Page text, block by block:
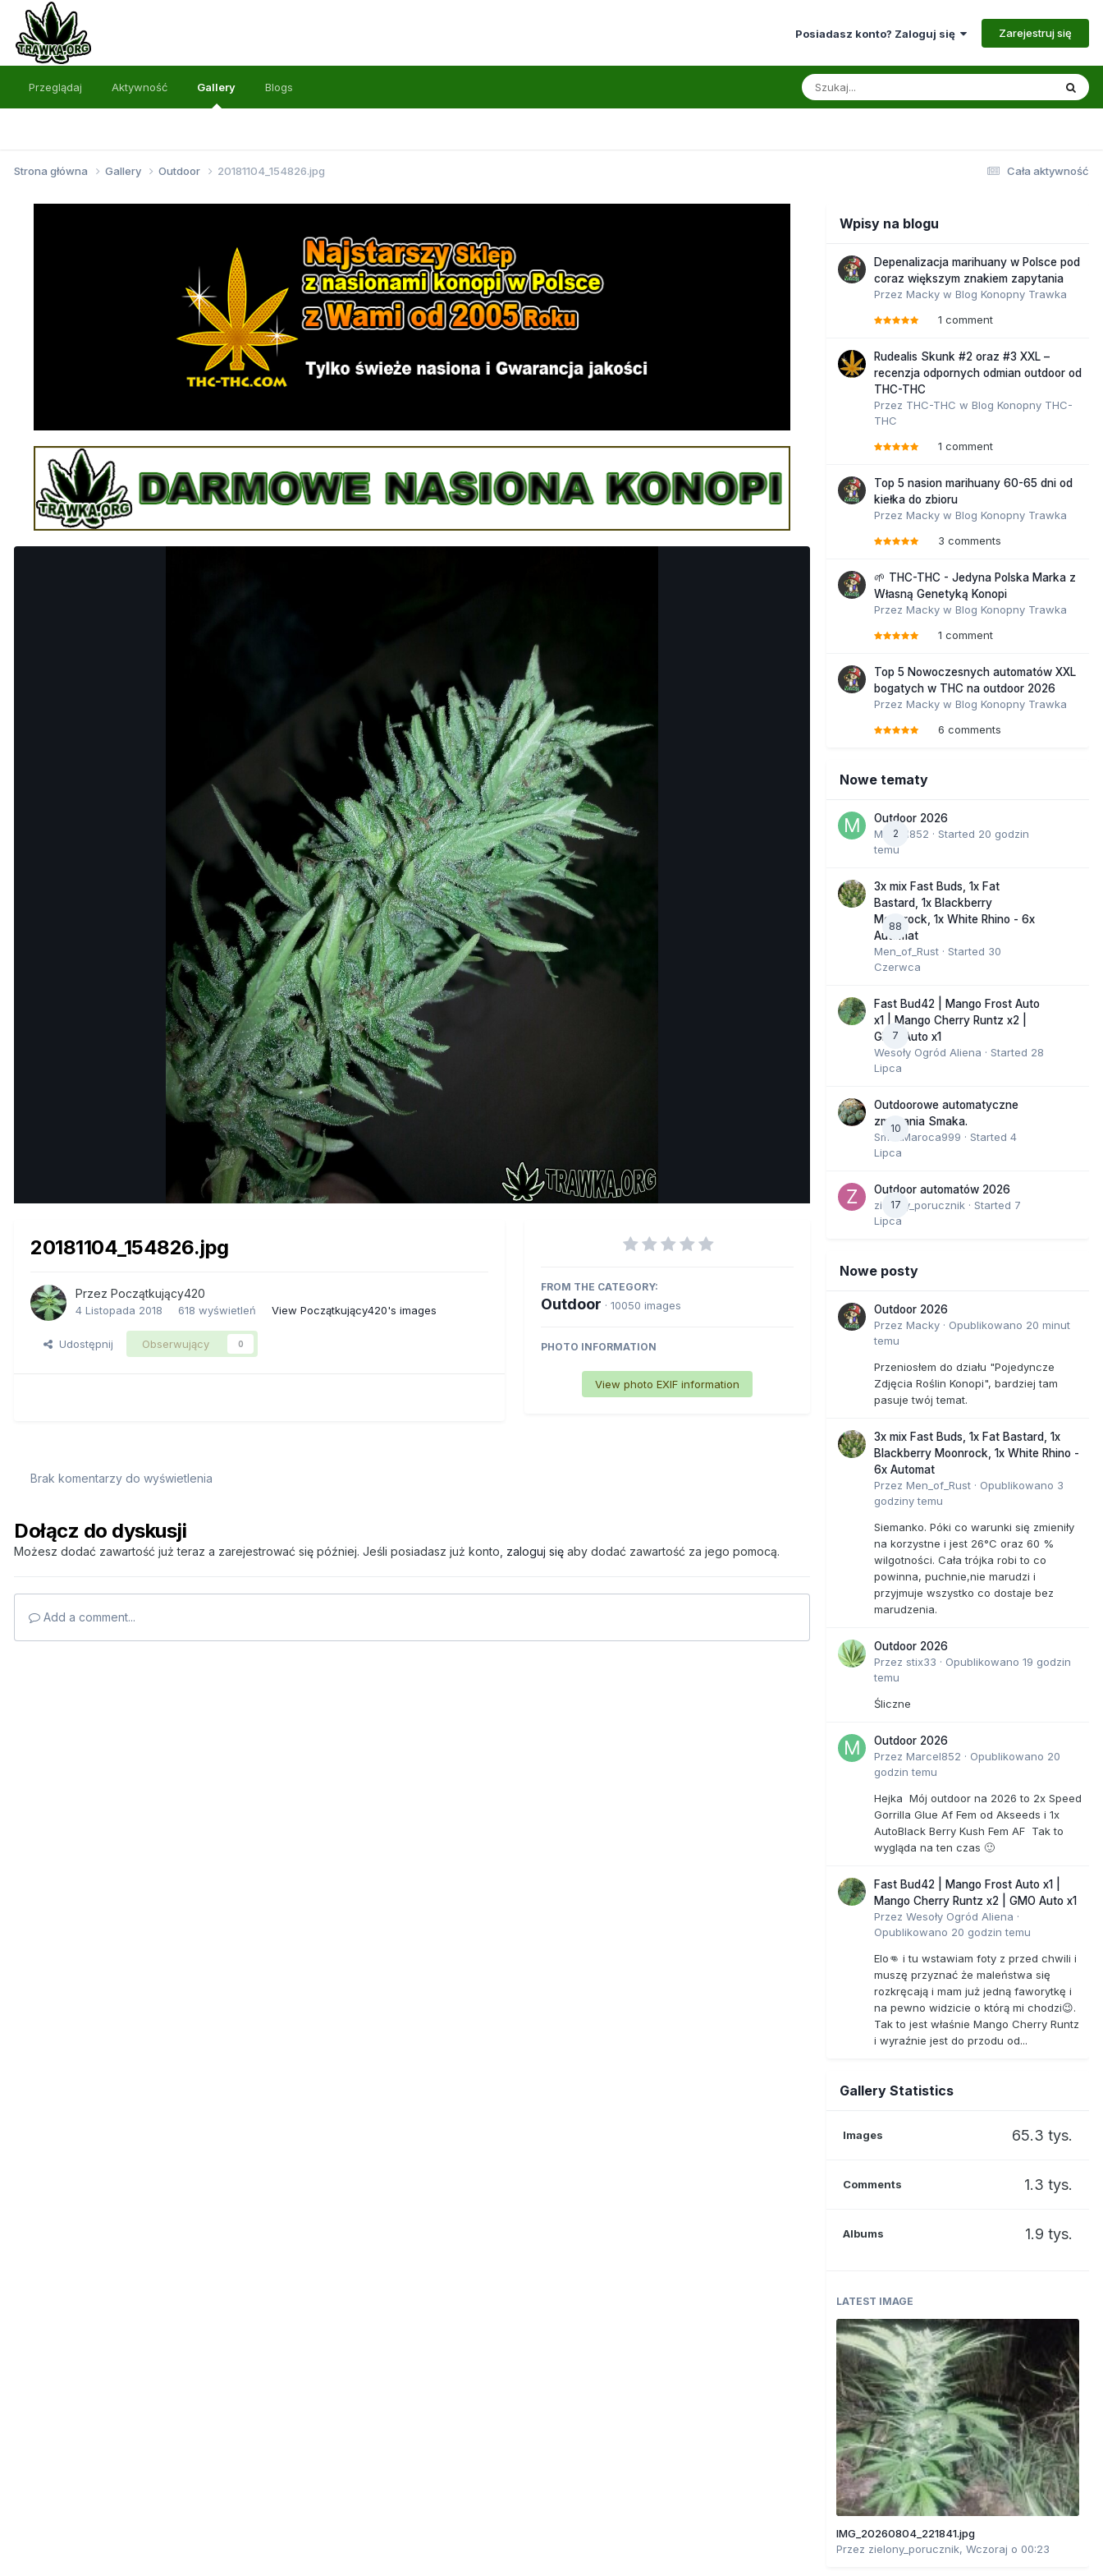
Posiadasz konto? Zaloguj się Zarejestruj się
Przeglądaj Aktywność Gallery Blogs
Cała aktywność
Strona główna Gallery Outdoor 20181104_154826.jpg
20181104_154826.jpg
Przez Początkujący420
4 Listopada 2018 618 wyświetleń View Początkujący420's images
Udostępnij Obserwujący 0
FROM THE CATEGORY:
Outdoor · 10050 images
PHOTO INFORMATION
View photo EXIF information
Brak komentarzy do wyświetlenia
Dołącz do dyskusji
Możesz dodać zawartość już teraz a zarejestrować się później. Jeśli posiadasz już konto, zaloguj się aby dodać zawartość za jego pomocą.
Add a comment...
Wpisy na blogu
Depenalizacja marihuany w Polsce pod
coraz większym znakiem zapytania
Przez Macky w Blog Konopny Trawka
1 comment
Rudealis Skunk #2 oraz #3 XXL –
recenzja odpornych odmian outdoor od
THC-THC
Przez THC-THC w Blog Konopny THC-
THC
1 comment
Top 5 nasion marihuany 60-65 dni od
kiełka do zbioru
Przez Macky w Blog Konopny Trawka
3 comments
🌱 THC-THC - Jedyna Polska Marka z
Własną Genetyką Konopi
Przez Macky w Blog Konopny Trawka
1 comment
Top 5 Nowoczesnych automatów XXL
bogatych w THC na outdoor 2026
Przez Macky w Blog Konopny Trawka
6 comments
Nowe tematy
2
Outdoor 2026
Marcel852 · Started 20 godzin
temu
88
3x mix Fast Buds, 1x Fat
Bastard, 1x Blackberry
Moonrock, 1x White Rhino - 6x
Automat
Men_of_Rust · Started 30
Czerwca
7
Fast Bud42 | Mango Frost Auto
x1 | Mango Cherry Runtz x2 |
GMO Auto x1
Wesoły Ogród Aliena · Started 28
Lipca
10
Outdoorowe automatyczne
zmagania Smaka.
SmakMaroca999 · Started 4
Lipca
17
Outdoor automatów 2026
zielony_porucznik · Started 7
Lipca
Nowe posty
Outdoor 2026
Przez Macky · Opublikowano 20 minut
temu
Przeniosłem do działu "Pojedyncze
Zdjęcia Roślin Konopi", bardziej tam
pasuje twój temat.
3x mix Fast Buds, 1x Fat Bastard, 1x
Blackberry Moonrock, 1x White Rhino -
6x Automat
Przez Men_of_Rust · Opublikowano 3
godziny temu
Siemanko. Póki co warunki się zmieniły
na korzystne i jest 26°C oraz 60 %
wilgotności. Cała trójka robi to co
powinna, puchnie,nie marudzi i
przyjmuje wszystko co dostaje bez
marudzenia.
Outdoor 2026
Przez stix33 · Opublikowano 19 godzin
temu
Śliczne
Outdoor 2026
Przez Marcel852 · Opublikowano 20
godzin temu
Hejka Mój outdoor na 2026 to 2x Speed
Gorrilla Glue Af Fem od Akseeds i 1x
AutoBlack Berry Kush Fem AF Tak to
wygląda na ten czas 🙂
Fast Bud42 | Mango Frost Auto x1 |
Mango Cherry Runtz x2 | GMO Auto x1
Przez Wesoły Ogród Aliena ·
Opublikowano 20 godzin temu
Elo👊 i tu wstawiam foty z przed chwili i
muszę przyznać że maleństwa się
rozkręcają i mam już jedną faworytkę i
na pewno widzicie o którą mi chodzi😉.
Tak to jest właśnie Mango Cherry Runtz
i wyraźnie jest do przodu od...
Gallery Statistics
Images 65.3 tys.
Comments 1.3 tys.
Albums 1.9 tys.
LATEST IMAGE
IMG_20260804_221841.jpg
Przez zielony_porucznik, Wczoraj o 00:23